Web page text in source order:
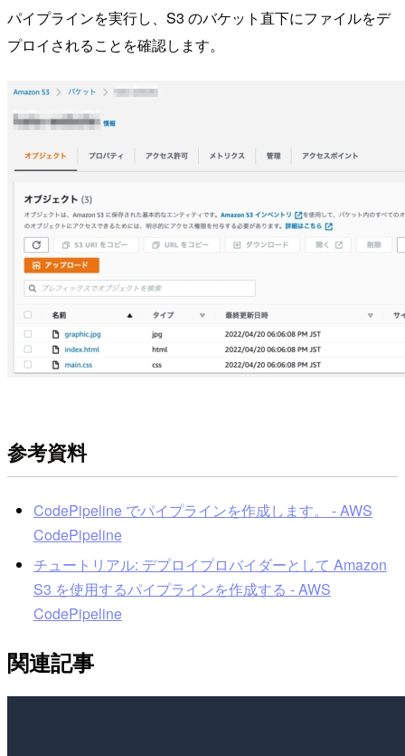
パイプラインを実行し、S3 のバケット直下にファイルをデ
プロイされることを確認します。
参考資料
CodePipeline でパイプラインを作成します。 - AWS
CodePipeline
チュートリアル: デプロイプロバイダーとして Amazon
S3 を使用するパイプラインを作成する - AWS
CodePipeline
関連記事